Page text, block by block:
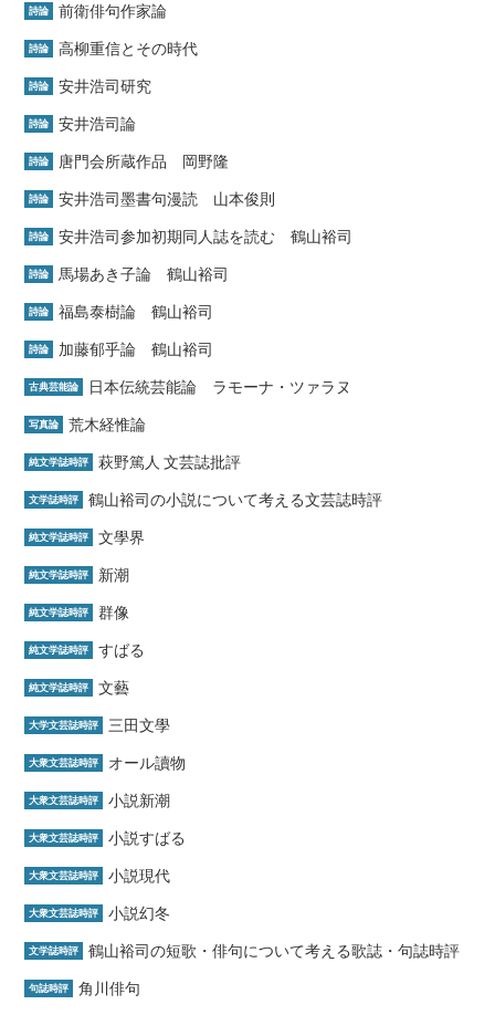
詩論 前衛俳句作家論
詩論 高柳重信とその時代
詩論 安井浩司研究
詩論 安井浩司論
詩論 唐門会所蔵作品 岡野隆
詩論 安井浩司墨書句漫読 山本俊則
詩論 安井浩司参加初期同人誌を読む 鶴山裕司
詩論 馬場あき子論 鶴山裕司
詩論 福島泰樹論 鶴山裕司
詩論 加藤郁乎論 鶴山裕司
古典芸能論 日本伝統芸能論 ラモーナ・ツァラヌ
写真論 荒木経惟論
純文学誌時評 萩野篤人 文芸誌批評
文学誌時評 鶴山裕司の小説について考える文芸誌時評
純文学誌時評 文學界
純文学誌時評 新潮
純文学誌時評 群像
純文学誌時評 すばる
純文学誌時評 文藝
大学文芸誌時評 三田文學
大衆文芸誌時評 オール讀物
大衆文芸誌時評 小説新潮
大衆文芸誌時評 小説すばる
大衆文芸誌時評 小説現代
大衆文芸誌時評 小説幻冬
文学誌時評 鶴山裕司の短歌・俳句について考える歌誌・句誌時評
句誌時評 角川俳句